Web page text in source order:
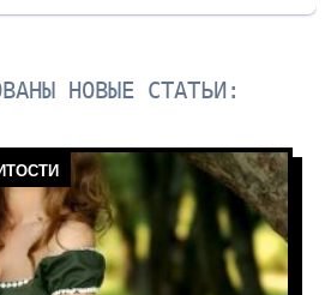
НОВЫЕ СТАТЬИ: